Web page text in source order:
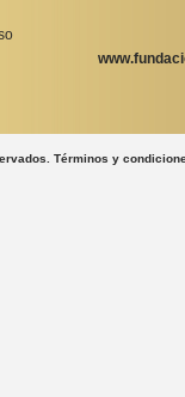
Términos y